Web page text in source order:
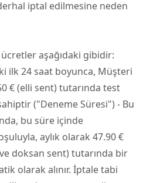
iptal edilmesine neden
aşağıdaki gibidir:
ilk 24 saat boyunca, Müşteri
€ (elli sent) tutarında test
("Deneme Süresi") - Bu
bu süre içinde
aylık olarak 47.90 €
doksan sent) tutarında bir
olarak alınır. İptale tabi